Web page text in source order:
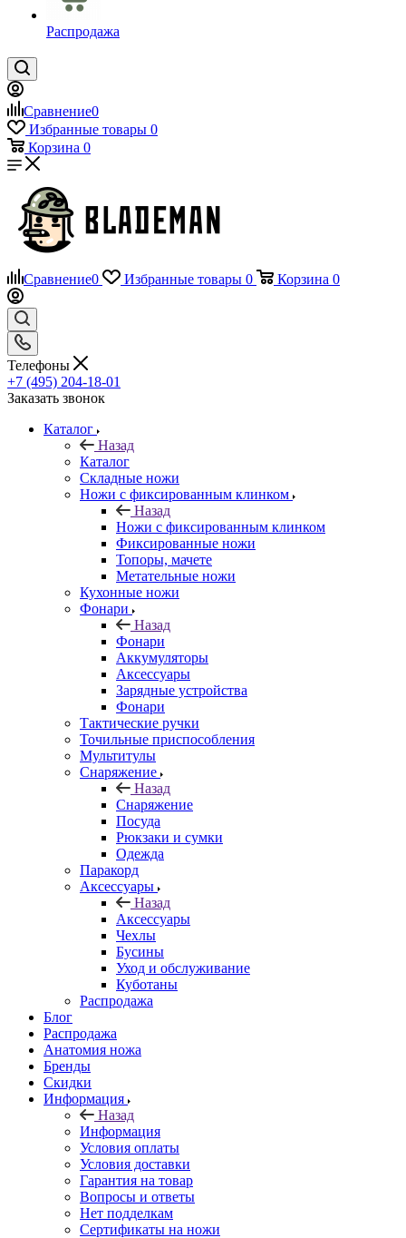
Распродажа
Сравнение0
Избранные товары 0
Корзина 0
Сравнение0 Избранные товары 0 Корзина 0
Телефоны
+7 (495) 204-18-01
Заказать звонок
Каталог
Назад
Каталог
Складные ножи
Ножи с фиксированным клинком
Назад
Ножи с фиксированным клинком
Фиксированные ножи
Топоры, мачете
Метательные ножи
Кухонные ножи
Фонари
Назад
Фонари
Аккумуляторы
Аксессуары
Зарядные устройства
Фонари
Тактические ручки
Точильные приспособления
Мультитулы
Снаряжение
Назад
Снаряжение
Посуда
Рюкзаки и сумки
Одежда
Паракорд
Аксессуары
Назад
Аксессуары
Чехлы
Бусины
Уход и обслуживание
Куботаны
Распродажа
Блог
Распродажа
Анатомия ножа
Бренды
Скидки
Информация
Назад
Информация
Условия оплаты
Условия доставки
Гарантия на товар
Вопросы и ответы
Нет подделкам
Сертификаты на ножи